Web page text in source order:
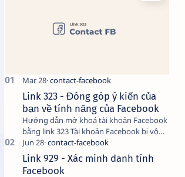
Link 323 - Đóng góp ý kiến của
bạn về tính năng của Facebook
Hướng dẫn mở khoá tài khoản Facebook
bằng link 323 Tài khoản Facebook bị vô
hiệu hóa có thể do nhiều nguyên nhân,
do bạn đăng bài hay thực hiện…
Link 929 - Xác minh danh tính
Facebook